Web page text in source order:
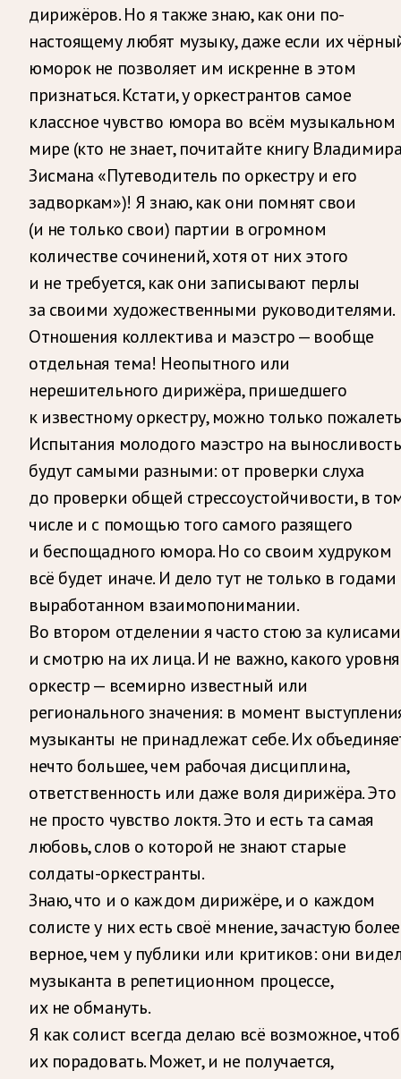
дирижёров. Но я также знаю, как они по-
настоящему любят музыку, даже если их
юморок не позволяет им искренне в этом
признаться. Кстати, у оркестрантов самое
классное чувство юмора во всём музыкальном
мире (кто не знает, почитайте книгу
Зисмана «Путеводитель по оркестру и его
задворкам»)! Я знаю, как они помнят свои
(и не только свои) партии в огромном
количестве сочинений, хотя от них этого
и не требуется, как они записывают перлы
за своими художественными руководителями.
Отношения коллектива и маэстро — вообще
отдельная тема! Неопытного или
нерешительного дирижёра, пришедшего
к известному оркестру, можно только
Испытания молодого маэстро на выносливость
будут самыми разными: от проверки слуха
до проверки общей стрессоустойчивости, в
числе и с помощью того самого разящего
и беспощадного юмора. Но со своим худруком
всё будет иначе. И дело тут не только в годами
выработанном взаимопонимании.
Во втором отделении я часто стою за кулисами
и смотрю на их лица. И не важно, какого уровня
оркестр — всемирно известный или
регионального значения: в момент
музыканты не принадлежат себе. Их
нечто большее, чем рабочая дисциплина,
ответственность или даже воля дирижёра. Это
не просто чувство локтя. Это и есть та самая
любовь, слов о которой не знают старые
солдаты-оркестранты.
Знаю, что и о каждом дирижёре, и о каждом
солисте у них есть своё мнение, зачастую более
верное, чем у публики или критиков: они
музыканта в репетиционном процессе,
их не обмануть.
Я как солист всегда делаю всё возможное,
их порадовать. Может, и не получается,